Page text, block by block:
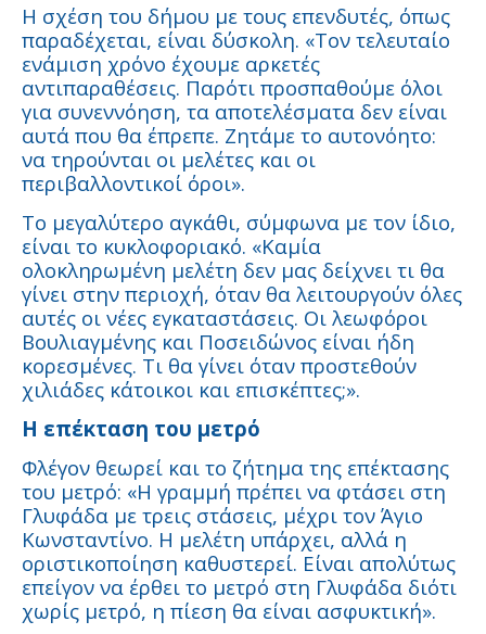
Η σχέση του δήμου με τους επενδυτές, όπως
παραδέχεται, είναι δύσκολη. «Τον τελευταίο
ενάμιση χρόνο έχουμε αρκετές
αντιπαραθέσεις. Παρότι προσπαθούμε όλοι
για συνεννόηση, τα αποτελέσματα δεν είναι
αυτά που θα έπρεπε. Ζητάμε το αυτονόητο:
να τηρούνται οι μελέτες και οι
περιβαλλοντικοί όροι».
Το μεγαλύτερο αγκάθι, σύμφωνα με τον ίδιο,
είναι το κυκλοφοριακό. «Καμία
ολοκληρωμένη μελέτη δεν μας δείχνει τι θα
γίνει στην περιοχή, όταν θα λειτουργούν όλες
αυτές οι νέες εγκαταστάσεις. Οι λεωφόροι
Βουλιαγμένης και Ποσειδώνος είναι ήδη
κορεσμένες. Τι θα γίνει όταν προστεθούν
χιλιάδες κάτοικοι και επισκέπτες;».
Η επέκταση του μετρό
Φλέγον θεωρεί και το ζήτημα της επέκτασης
του μετρό: «Η γραμμή πρέπει να φτάσει στη
Γλυφάδα με τρεις στάσεις, μέχρι τον Άγιο
Κωνσταντίνο. Η μελέτη υπάρχει, αλλά η
οριστικοποίηση καθυστερεί. Είναι απολύτως
επείγον να έρθει το μετρό στη Γλυφάδα διότι
χωρίς μετρό, η πίεση θα είναι ασφυκτική».